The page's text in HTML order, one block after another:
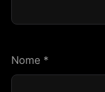
Nome *